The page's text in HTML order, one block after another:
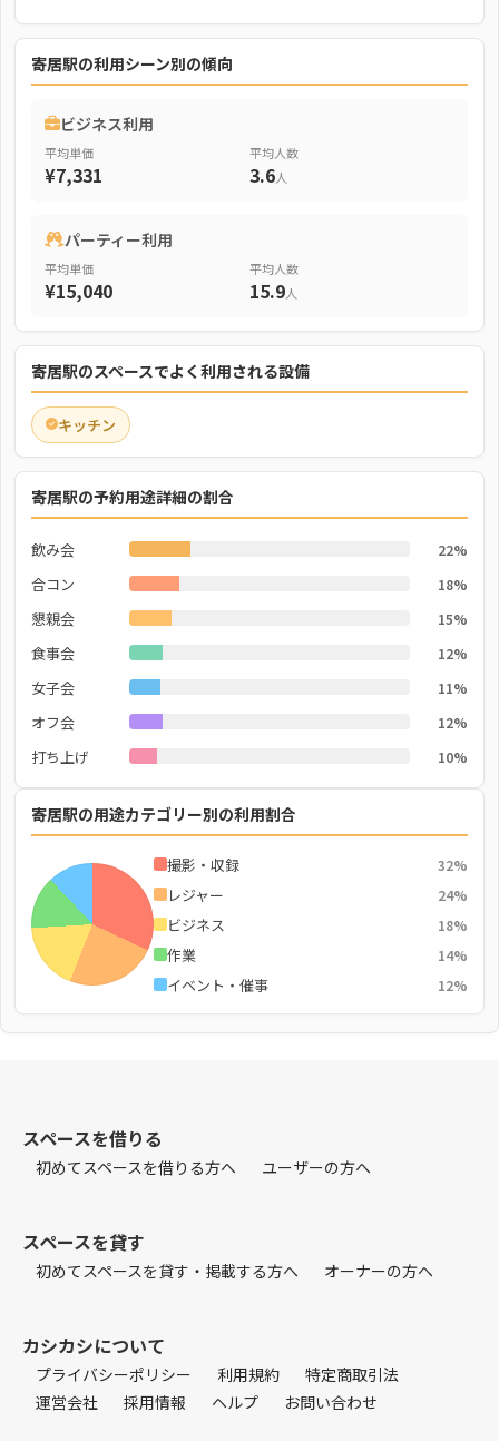
寄居駅の利用シーン別の傾向
ビジネス利用
平均単価
¥7,331
平均人数
3.6人
パーティー利用
平均単価
¥15,040
平均人数
15.9人
寄居駅のスペースでよく利用される設備
キッチン
寄居駅の予約用途詳細の割合
飲み会 22%
合コン 18%
懇親会 15%
食事会 12%
女子会 11%
オフ会 12%
打ち上げ 10%
寄居駅の用途カテゴリー別の利用割合
撮影・収録 32%
レジャー 24%
ビジネス 18%
作業 14%
イベント・催事 12%
スペースを借りる
初めてスペースを借りる方へ ユーザーの方へ
スペースを貸す
初めてスペースを貸す・掲載する方へ オーナーの方へ
カシカシについて
プライバシーポリシー 利用規約
特定商取引法
運営会社
採用情報 ヘルプ お問い合わせ